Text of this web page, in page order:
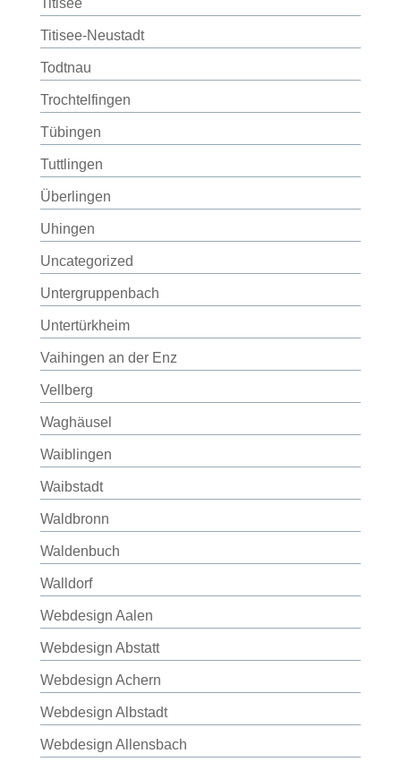
Titisee
Titisee-Neustadt
Todtnau
Trochtelfingen
Tübingen
Tuttlingen
Überlingen
Uhingen
Uncategorized
Untergruppenbach
Untertürkheim
Vaihingen an der Enz
Vellberg
Waghäusel
Waiblingen
Waibstadt
Waldbronn
Waldenbuch
Walldorf
Webdesign Aalen
Webdesign Abstatt
Webdesign Achern
Webdesign Albstadt
Webdesign Allensbach